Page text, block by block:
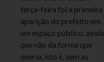
terça-feira foi a primeira
aparição do prefeito em
um espaço público, ainda
que não da forma que
queria, isto é, sem as